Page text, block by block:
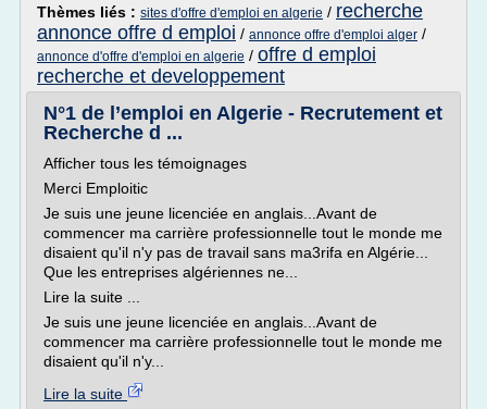
Thèmes liés : sites d'offre d'emploi en algerie / recherche
annonce offre d emploi / annonce offre d'emploi alger /
annonce d'offre d'emploi en algerie / offre d emploi
recherche et developpement
N°1 de l’emploi en Algerie - Recrutement et
Recherche d ...
Afficher tous les témoignages
Merci Emploitic
Je suis une jeune licenciée en anglais...Avant de
commencer ma carrière professionnelle tout le monde me
disaient qu'il n'y pas de travail sans ma3rifa en Algérie...
Que les entreprises algériennes ne...
Lire la suite ...
Je suis une jeune licenciée en anglais...Avant de
commencer ma carrière professionnelle tout le monde me
disaient qu'il n'y...
Lire la suite